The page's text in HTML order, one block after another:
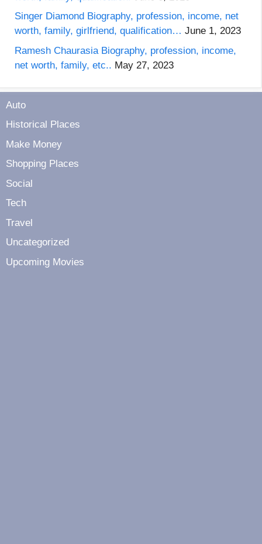
Singer Diamond Biography, profession, income, net
worth, family, girlfriend, qualification… June 1, 2023
Ramesh Chaurasia Biography, profession, income,
net worth, family, etc.. May 27, 2023
Auto
Historical Places
Make Money
Shopping Places
Social
Tech
Travel
Uncategorized
Upcoming Movies